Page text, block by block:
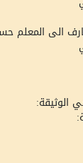
الى المعلم
الوثيقة: